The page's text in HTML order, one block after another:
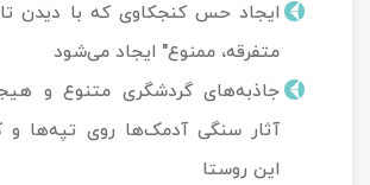
ایجاد حس کنجکاوی که با دیدن
متفرقه، ممنوع" ایجاد می‌شود
جاذبه‌های گردشگری متنوع و
آثار سنگی آدمک‌ها روی تپه‌ها و
این روستا